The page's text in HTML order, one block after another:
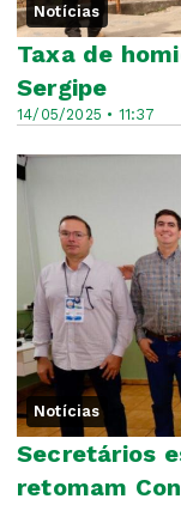
Notícias
14/05/2025 • 11:37
Taxa de
Sergipe
Notícias
Secretários
retomam